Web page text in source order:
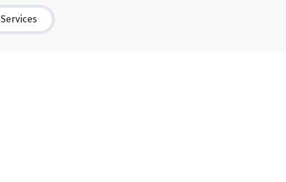
Services